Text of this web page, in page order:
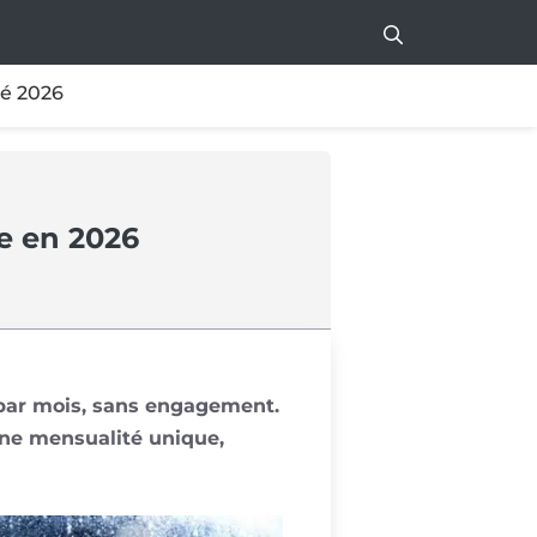
2026
en 2026
mois, sans engagement.
mensualité unique,